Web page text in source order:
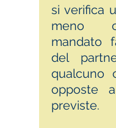
si verifica
meno
mandato
del
qualcuno
opposte
previste.